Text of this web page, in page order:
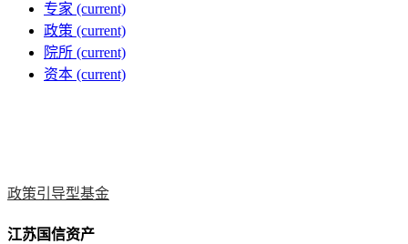
专家 (current)
政策 (current)
院所 (current)
资本 (current)
政策引导型基金
江苏国信资产